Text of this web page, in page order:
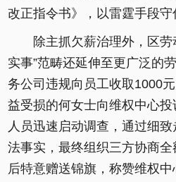
改正指令书》，以雷霆手段守
除主抓欠薪治理外，区劳
实事”范畴还延伸至更广泛的
务公司违规向员工收取1000
益受损的何女士向维权中心
人员迅速启动调查，通过细
法事实，最终组织三方协商
后特意赠送锦旗，称赞维权